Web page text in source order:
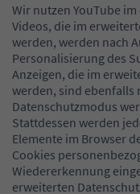
Wir nutzen YouTube
Videos, die im
werden, werden nach
Personalisierung des
Anzeigen, die im
werden, sind
Datenschutzmodus
Stattdessen werden
Elemente im Browser
Cookies
Wiedererkennung
erweiterten